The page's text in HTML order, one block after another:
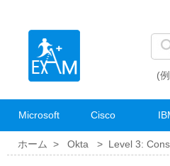
(
Microsoft Cisco
ホーム > Okta > Level 3: